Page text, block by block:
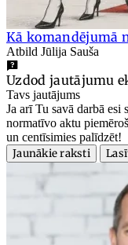
Kā komandējumā
Atbild Jūlija Sauša
Uzdod jautājumu
Tavs jautājums
Ja arī Tu savā darbā esi
normatīvo aktu
un centīsimies palīdzēt!
Jaunākie raksti